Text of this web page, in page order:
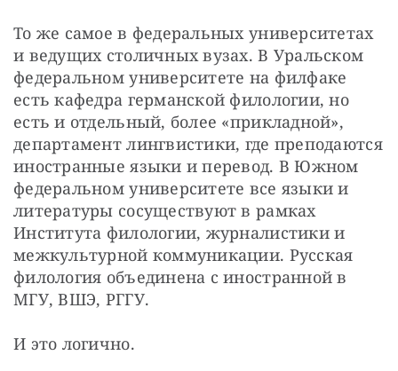
То же самое в федеральных университетах
и ведущих столичных вузах. В Уральском
федеральном университете на филфаке
есть кафедра германской филологии, но
есть и отдельный, более «прикладной»,
департамент лингвистики, где преподаются
иностранные языки и перевод. В Южном
федеральном университете все языки и
литературы сосуществуют в рамках
Института филологии, журналистики и
межкультурной коммуникации. Русская
филология объединена с иностранной в
МГУ, ВШЭ, РГГУ.
И это логично.